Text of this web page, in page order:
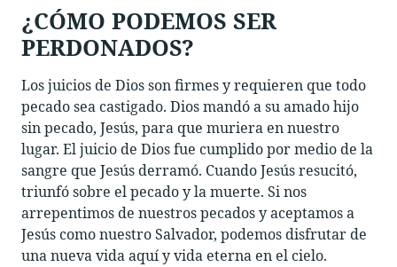
¿CÓMO PODEMOS SER
PERDONADOS?
Los juicios de Dios son firmes y requieren que todo
pecado sea castigado. Dios mandó a su amado hijo
sin pecado, Jesús, para que muriera en nuestro
lugar. El juicio de Dios fue cumplido por medio de la
sangre que Jesús derramó. Cuando Jesús resucitó,
triunfó sobre el pecado y la muerte. Si nos
arrepentimos de nuestros pecados y aceptamos a
Jesús como nuestro Salvador, podemos disfrutar de
una nueva vida aquí y vida eterna en el cielo.